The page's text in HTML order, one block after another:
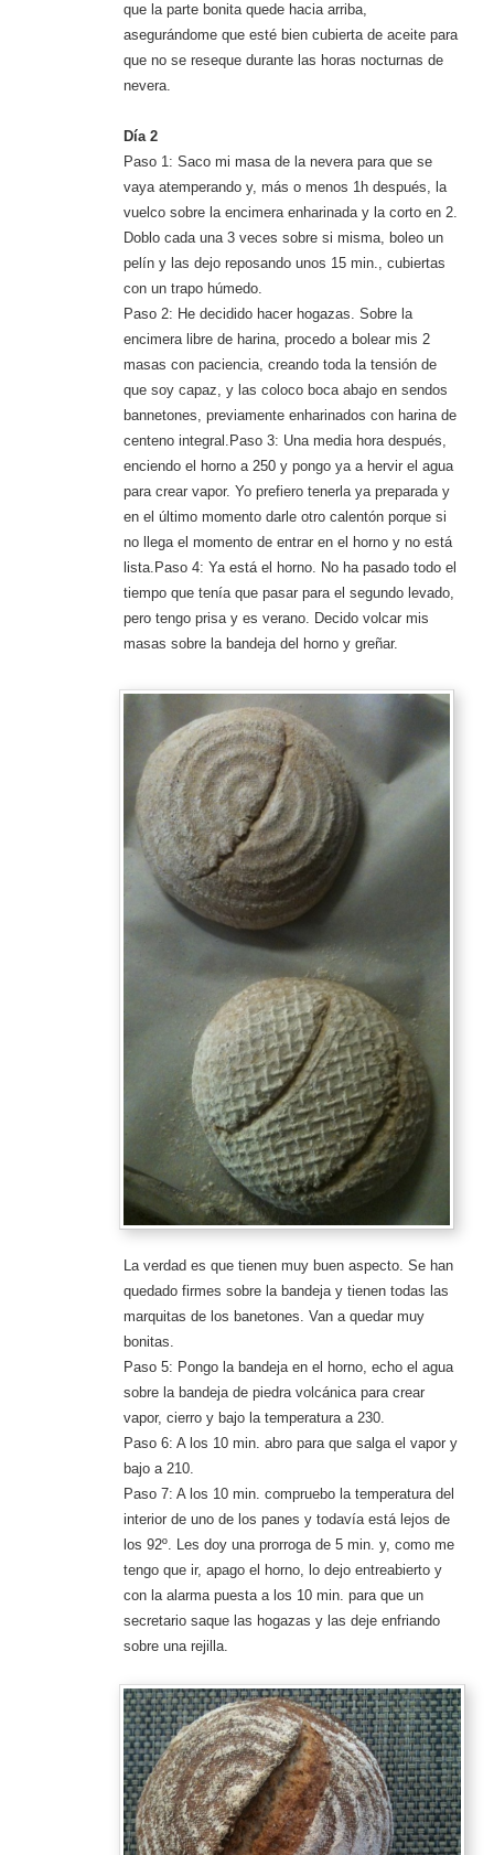
que la parte bonita quede hacia arriba,
asegurándome que esté bien cubierta de aceite para
que no se reseque durante las horas nocturnas de
nevera.
Día 2
Paso 1: Saco mi masa de la nevera para que se
vaya atemperando y, más o menos 1h después, la
vuelco sobre la encimera enharinada y la corto en 2.
Doblo cada una 3 veces sobre si misma, boleo un
pelín y las dejo reposando unos 15 min., cubiertas
con un trapo húmedo.
Paso 2: He decidido hacer hogazas. Sobre la
encimera libre de harina, procedo a bolear mis 2
masas con paciencia, creando toda la tensión de
que soy capaz, y las coloco boca abajo en sendos
bannetones, previamente enharinados con harina de
centeno integral.Paso 3: Una media hora después,
enciendo el horno a 250 y pongo ya a hervir el agua
para crear vapor. Yo prefiero tenerla ya preparada y
en el último momento darle otro calentón porque si
no llega el momento de entrar en el horno y no está
lista.Paso 4: Ya está el horno. No ha pasado todo el
tiempo que tenía que pasar para el segundo levado,
pero tengo prisa y es verano. Decido volcar mis
masas sobre la bandeja del horno y greñar.
La verdad es que tienen muy buen aspecto. Se han
quedado firmes sobre la bandeja y tienen todas las
marquitas de los banetones. Van a quedar muy
bonitas.
Paso 5: Pongo la bandeja en el horno, echo el agua
sobre la bandeja de piedra volcánica para crear
vapor, cierro y bajo la temperatura a 230.
Paso 6: A los 10 min. abro para que salga el vapor y
bajo a 210.
Paso 7: A los 10 min. compruebo la temperatura del
interior de uno de los panes y todavía está lejos de
los 92º. Les doy una prorroga de 5 min. y, como me
tengo que ir, apago el horno, lo dejo entreabierto y
con la alarma puesta a los 10 min. para que un
secretario saque las hogazas y las deje enfriando
sobre una rejilla.